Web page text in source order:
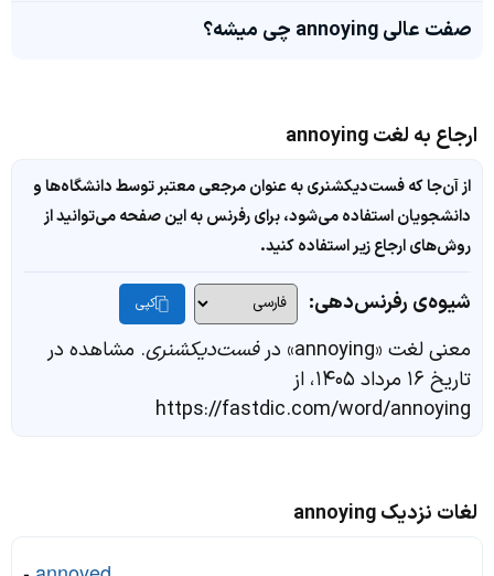
صفت عالی annoying چی میشه؟
ارجاع به لغت annoying
از آن‌جا که فست‌دیکشنری به عنوان مرجعی معتبر توسط دانشگاه‌ها و
دانشجویان استفاده می‌شود، برای رفرنس به این صفحه می‌توانید از
روش‌های ارجاع زیر استفاده کنید.
شیوه‌ی رفرنس‌دهی: کپی
معنی لغت «annoying» در فست‌دیکشنری. مشاهده در
تاریخ ۱۶ مرداد ۱۴۰۵، از
https://fastdic.com/word/annoying
لغات نزدیک annoying